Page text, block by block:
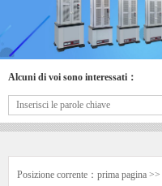
Alcuni di voi sono interessati：
Posizione corrente： prima pagina >>